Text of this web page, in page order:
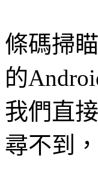
條碼掃
的
我們直
尋不到